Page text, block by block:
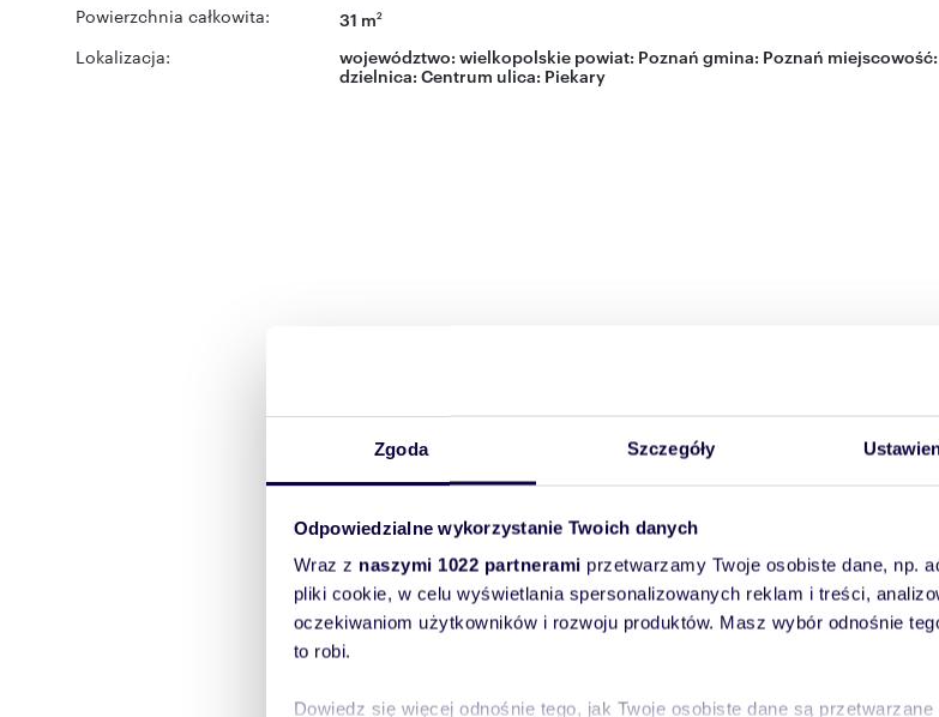
Zgoda Szczegóły
Odpowiedzialne wykorzystanie Twoich danych
Wraz z naszymi 1022 partnerami przetwarzamy Twoje osobiste dane, np.
pliki cookie, w celu wyświetlania spersonalizowanych reklam i treści,
oczekiwaniom użytkowników i rozwoju produktów. Masz wybór odnośnie
to robi.
Dowiedz się więcej odnośnie tego, jak Twoje osobiste dane są
Powierzchnia całkowita: 31 m2
Lokalizacja: województwo: wielkopolskie powiat: Poznań gmina: Poznań miejscowość:
dzielnica: Centrum ulica: Piekary